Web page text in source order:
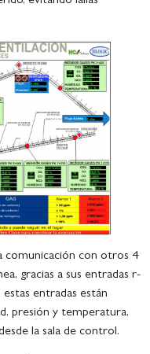
comunicación con otros 4
gracias a sus entradas r-
entradas están
presión y temperatura,
la sala de control.